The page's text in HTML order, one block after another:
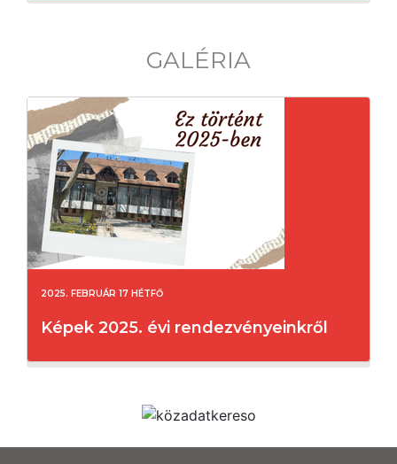
GALÉRIA
2025. FEBRUÁR 17 HÉTFŐ
Képek 2025. évi rendezvényeinkről